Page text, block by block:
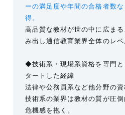
ーの満足度や年間の合格者数
得。
高品質な教材が世の中に広ま
み出し通信教育業界全体のレベ
◆技術系・現場系資格を専門と
タートした経緯
法律や公務員系など他分野の資
技術系の業界は教材の質が圧
危機感を抱く。